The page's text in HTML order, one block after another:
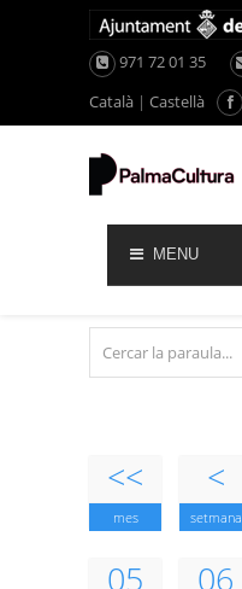
971 72 01 35
Català | Castellà
MENU
<<
mes
<
setmana
05 06